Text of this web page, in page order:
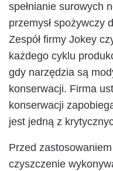
spełnianie surowych
przemysł spożywczy
Zespół firmy Jokey
każdego cyklu
gdy narzędzia są
konserwacji. Firma
konserwacji
jest jedną z
Przed
czyszczenie